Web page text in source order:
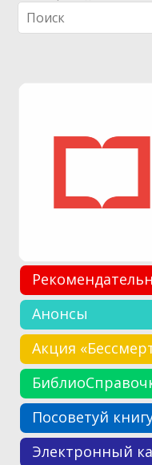
Анонсы
Акция
Посоветуй
Электронный